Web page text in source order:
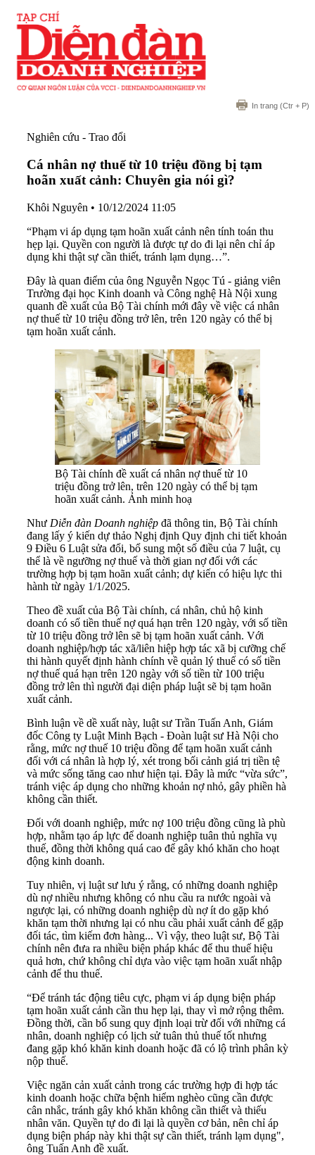
In trang (Ctr + P)
Nghiên cứu - Trao đổi
Cá nhân nợ thuế từ 10 triệu đồng bị tạm
hoãn xuất cảnh: Chuyên gia nói gì?
Khôi Nguyên • 10/12/2024 11:05
“Phạm vi áp dụng tạm hoãn xuất cảnh nên tính toán thu
hẹp lại. Quyền con người là được tự do đi lại nên chỉ áp
dụng khi thật sự cần thiết, tránh lạm dụng…”.
Đây là quan điểm của ông Nguyễn Ngọc Tú - giảng viên
Trường đại học Kinh doanh và Công nghệ Hà Nội xung
quanh đề xuất của Bộ Tài chính mới đây về việc cá nhân
nợ thuế từ 10 triệu đồng trở lên, trên 120 ngày có thể bị
tạm hoãn xuất cảnh.
Bộ Tài chính đề xuất cá nhân nợ thuế từ 10
triệu đồng trở lên, trên 120 ngày có thể bị tạm
hoãn xuất cảnh. Ảnh minh hoạ
Như Diễn đàn Doanh nghiệp đã thông tin, Bộ Tài chính
đang lấy ý kiến dự thảo Nghị định Quy định chi tiết khoản
9 Điều 6 Luật sửa đổi, bổ sung một số điều của 7 luật, cụ
thể là về ngưỡng nợ thuế và thời gian nợ đối với các
trường hợp bị tạm hoãn xuất cảnh; dự kiến có hiệu lực thi
hành từ ngày 1/1/2025.
Theo đề xuất của Bộ Tài chính, cá nhân, chủ hộ kinh
doanh có số tiền thuế nợ quá hạn trên 120 ngày, với số tiền
từ 10 triệu đồng trở lên sẽ bị tạm hoãn xuất cảnh. Với
doanh nghiệp/hợp tác xã/liên hiệp hợp tác xã bị cưỡng chế
thi hành quyết định hành chính về quản lý thuế có số tiền
nợ thuế quá hạn trên 120 ngày với số tiền từ 100 triệu
đồng trở lên thì người đại diện pháp luật sẽ bị tạm hoãn
xuất cảnh.
Bình luận về dề xuất này, luật sư Trần Tuấn Anh, Giám
đốc Công ty Luật Minh Bạch - Đoàn luật sư Hà Nội cho
rằng, mức nợ thuế 10 triệu đồng để tạm hoãn xuất cảnh
đối với cá nhân là hợp lý, xét trong bối cảnh giá trị tiền tệ
và mức sống tăng cao như hiện tại. Đây là mức “vừa sức”,
tránh việc áp dụng cho những khoản nợ nhỏ, gây phiền hà
không cần thiết.
Đối với doanh nghiệp, mức nợ 100 triệu đồng cũng là phù
hợp, nhằm tạo áp lực để doanh nghiệp tuân thủ nghĩa vụ
thuế, đồng thời không quá cao để gây khó khăn cho hoạt
động kinh doanh.
Tuy nhiên, vị luật sư lưu ý rằng, có những doanh nghiệp
dù nợ nhiều nhưng không có nhu cầu ra nước ngoài và
ngược lại, có những doanh nghiệp dù nợ ít do gặp khó
khăn tạm thời nhưng lại có nhu cầu phải xuất cảnh để gặp
đối tác, tìm kiếm đơn hàng... Vì vậy, theo luật sư, Bộ Tài
chính nên đưa ra nhiều biện pháp khác để thu thuế hiệu
quả hơn, chứ không chỉ dựa vào việc tạm hoãn xuất nhập
cảnh để thu thuế.
“Để tránh tác động tiêu cực, phạm vi áp dụng biện pháp
tạm hoãn xuất cảnh cần thu hẹp lại, thay vì mở rộng thêm.
Đồng thời, cần bổ sung quy định loại trừ đối với những cá
nhân, doanh nghiệp có lịch sử tuân thủ thuế tốt nhưng
đang gặp khó khăn kinh doanh hoặc đã có lộ trình phân kỳ
nộp thuế.
Việc ngăn cản xuất cảnh trong các trường hợp đi hợp tác
kinh doanh hoặc chữa bệnh hiểm nghèo cũng cần được
cân nhắc, tránh gây khó khăn không cần thiết và thiếu
nhân văn. Quyền tự do đi lại là quyền cơ bản, nên chỉ áp
dụng biện pháp này khi thật sự cần thiết, tránh lạm dụng",
ông Tuấn Anh đề xuất.